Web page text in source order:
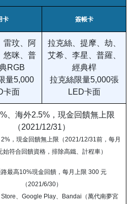
卡 簽帳卡
雷玟、阿
悠咪、普
RGB
量5,000
卡面
拉克絲、提摩、劫、
艾希、李星、普羅、
經典桿
拉克絲限量5,000張
LED卡面
、海外2.5%，現金回饋無上限
（2021/12/31）
2%，現金回饋無上限（2021/12/31前，每月
始符合回饋資格，排除高鐵、計程車）
路最高10%現金回饋，每月上限 300 元
（2021/6/30）
、Google Play、Bandai（萬代南夢宮